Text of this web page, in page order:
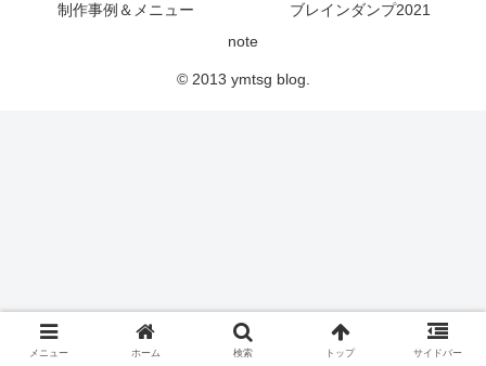
制作事例＆メニュー
ブレインダンプ2021
note
© 2013 ymtsg blog.
メニュー ホーム 検索 トップ サイドバー